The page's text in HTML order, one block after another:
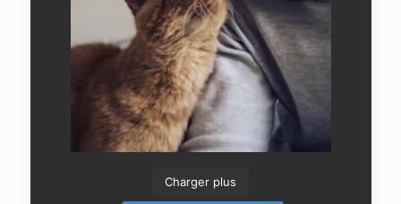
Charger plus